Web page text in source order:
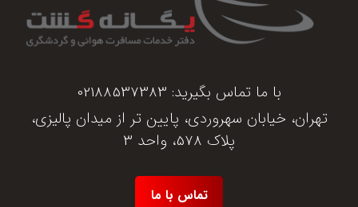
با ما تماس بگیرید: 02188537383
تهران، خیابان سهروردی، پایین تر از میدان پالیزی،
پلاک 578، واحد 3
تماس با ما